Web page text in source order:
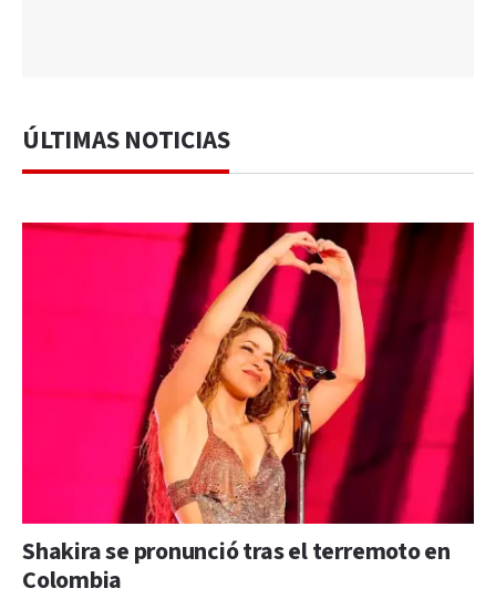
ÚLTIMAS NOTICIAS
Shakira se pronunció tras el terremoto en
Colombia